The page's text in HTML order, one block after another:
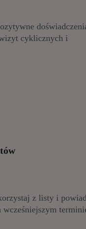
cyklicznych i
z listy i
wcześniejszym